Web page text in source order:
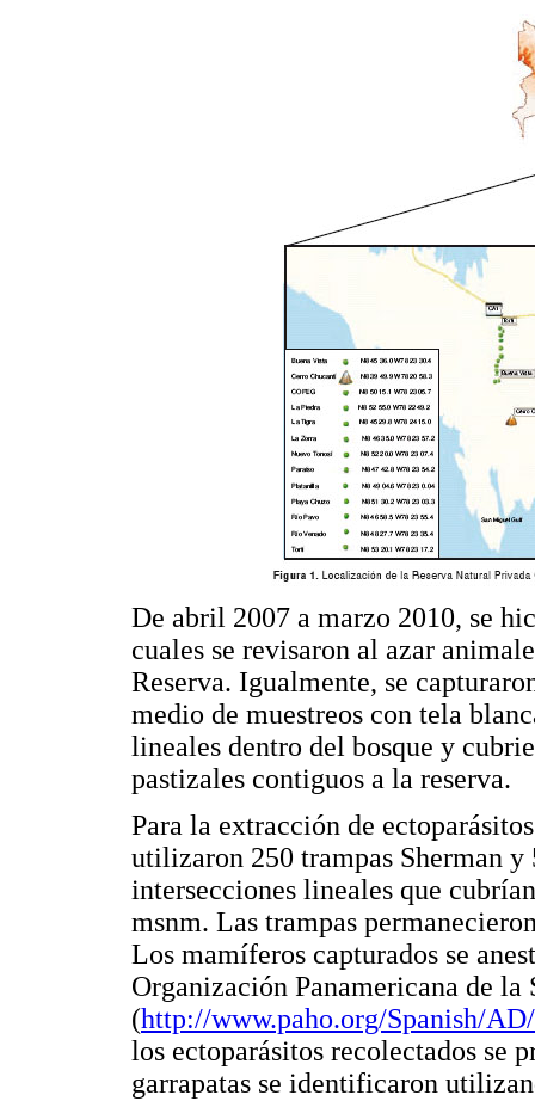
De abril 2007 a marzo 2010, se
cuales se revisaron al azar
Reserva. Igualmente, se
medio de muestreos con tela
lineales dentro del bosque y
pastizales contiguos a la reserva.
Para la extracción de
utilizaron 250 trampas Sherman y
intersecciones lineales que
msnm. Las trampas
Los mamíferos capturados se
Organización Panamericana de la
(http://www.paho.org/Spanish/
los ectoparásitos recolectados se
garrapatas se identificaron